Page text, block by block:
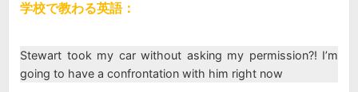
学校で教わる英語：
Stewart took my car without asking my permission?! I’m
going to have a confrontation with him right now